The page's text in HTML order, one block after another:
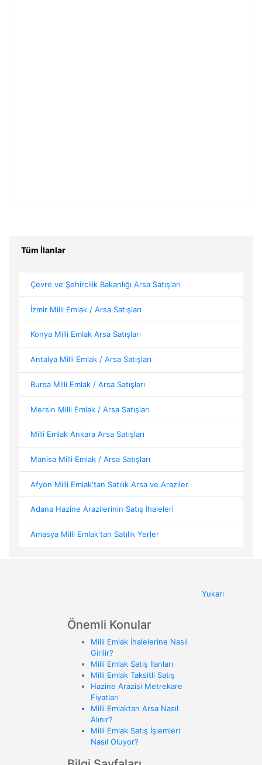
Tüm İlanlar
Çevre ve Şehircilik Bakanlığı Arsa Satışları
İzmir Milli Emlak / Arsa Satışları
Konya Milli Emlak Arsa Satışları
Antalya Milli Emlak / Arsa Satışları
Bursa Milli Emlak / Arsa Satışları
Mersin Milli Emlak / Arsa Satışları
Milli Emlak Ankara Arsa Satışları
Manisa Milli Emlak / Arsa Satışları
Afyon Milli Emlak'tan Satılık Arsa ve Araziler
Adana Hazine Arazilerinin Satış İhaleleri
Amasya Milli Emlak'tan Satılık Yerler
Yukarı
Önemli Konular
Milli Emlak İhalelerine Nasıl
Girilir?
Milli Emlak Satış İlanları
Milli Emlak Taksitli Satış
Hazine Arazisi Metrekare
Fiyatları
Milli Emlaktan Arsa Nasıl
Alınır?
Milli Emlak Satış İşlemleri
Nasıl Oluyor?